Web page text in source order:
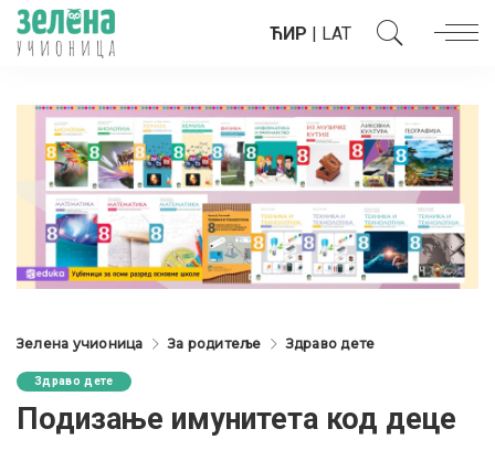
ЋИР | LAT
Зелена учионица За родитеље Здраво дете
Здраво дете
Подизање имунитета код деце